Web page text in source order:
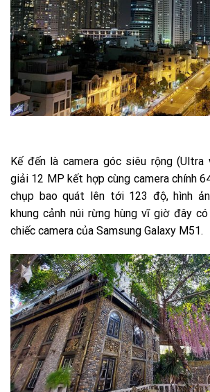
Kế đến là camera góc siêu rộng
giải 12 MP kết hợp cùng camera chính
chụp bao quát lên tới 123 độ, hình
khung cảnh núi rừng hùng vĩ giờ đây
chiếc camera của Samsung Galaxy M51.